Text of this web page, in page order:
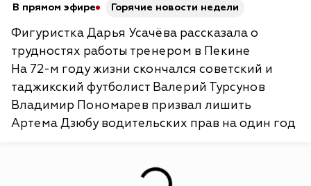
В прямом эфире Горячие новости недели
Фигуристка Дарья Усачёва рассказала о
трудностях работы тренером в Пекине
На 72-м году жизни скончался советский и
таджикский футболист Валерий Турсунов
Владимир Пономарев призвал лишить
Артема Дзюбу водительских прав на один год